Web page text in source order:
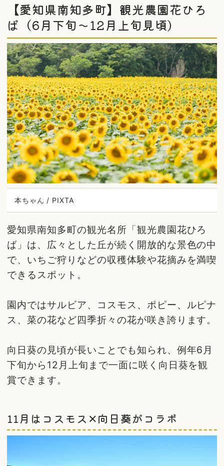
【愛知県南知多町】観光農園花ひろ
ば（6月下旬〜12月上旬見頃）
本ちゃん / PIXTA
愛知県南知多町の観光名所「観光農園花ひろ
ば」は、広々とした丘が続く開放的な景色の中
で、いちご狩りなどの収穫体験や花摘みを満喫
できるスポット。
園内ではサルビア、コスモス、ポピー、ルピナ
ス、菜の花など四季折々の花が咲き誇ります。
向日葵の見頃が長いことでも知られ、例年6月
下旬から12月上旬まで一面に咲く向日葵を観
賞できます。
11月はコスモス✕向日葵がコラボ